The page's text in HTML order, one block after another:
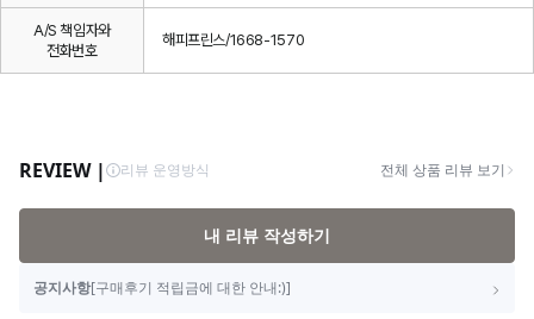
A/S 책임자와
전화번호
해피프린스/1668-1570